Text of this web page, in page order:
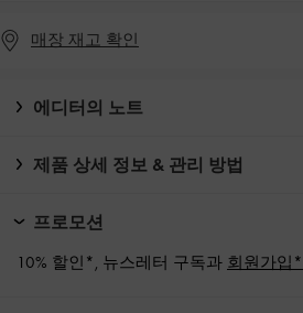
매장 재고 확인
에디터의 노트
제품 상세 정보 & 관리 방법
프로모션
10% 할인*, 뉴스레터 구독과 회원가입*